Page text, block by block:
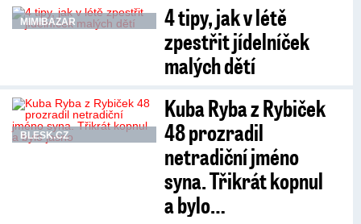
MIMIBAZAR
4 tipy, jak v létě
zpestřit jídelníček
malých dětí
BLESK.CZ
Kuba Ryba z Rybiček
48 prozradil
netradiční jméno
syna. Třikrát kopnul
a bylo…